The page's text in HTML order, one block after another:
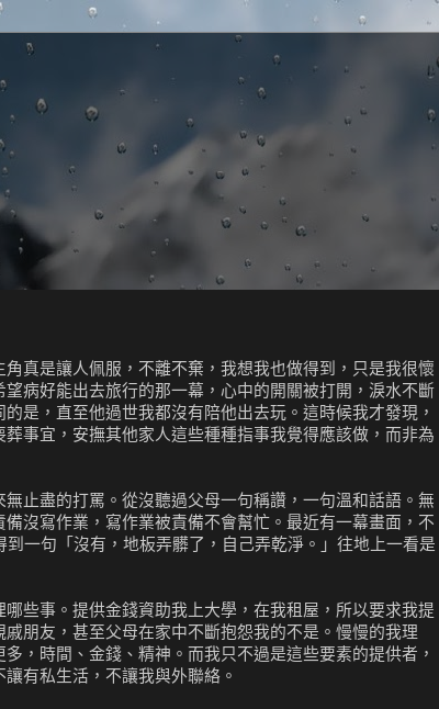
真是讓人佩服，不離不棄，我想我也做得到，只是我很懷
病好能出去旅行的那一幕，心中的開關被打開，淚水不斷
是，直至他過世我都沒有陪他出去玩。這時候我才發現，
事宜，安撫其他家人這些種種指事我覺得應該做，而非為
止盡的打罵。從沒聽過父母一句稱讚，一句溫和話語。無
沒寫作業，寫作業被責備不會幫忙。最近有一幕畫面，不
一句「沒有，地板弄髒了，自己弄乾淨。」往地上一看是
些事。提供金錢資助我上大學，在我租屋，所以要求我提
朋友，甚至父母在家中不斷抱怨我的不是。慢慢的我理
，時間、金錢、精神。而我只不過是這些要素的提供者，
有私生活，不讓我與外聯絡。